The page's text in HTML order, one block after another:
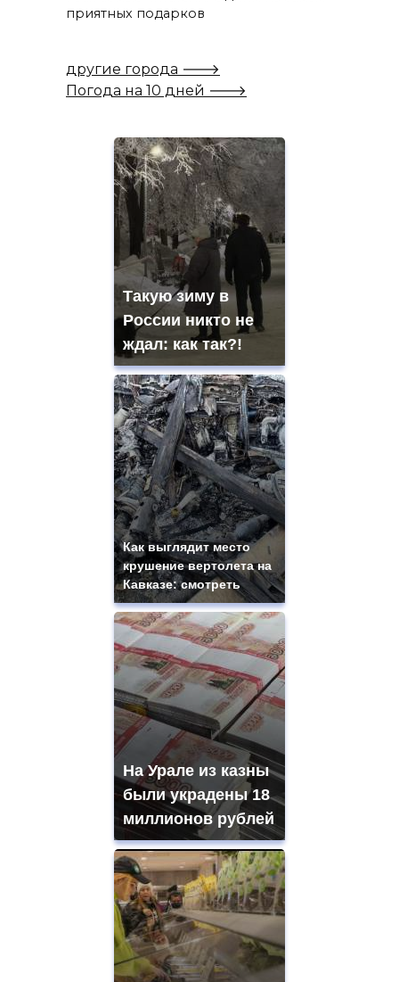
приятных подарков
другие города 🡒
Погода на 10 дней 🡒
Такую зиму в
России никто не
ждал: как так?!
Как выглядит место
крушение вертолета на
Кавказе: смотреть
На Урале из казны
были украдены 18
миллионов рублей